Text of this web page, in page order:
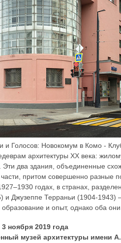
и Голосов: Новокомум в Комо -
архитектуры ХХ века:
Эти два здания, объединенные
притом совершенно разные
годах, в странах,
и Джузеппе Терраньи (1904-
и опыт, однако оба
3 ноября 2019 года
музей архитектуры имени